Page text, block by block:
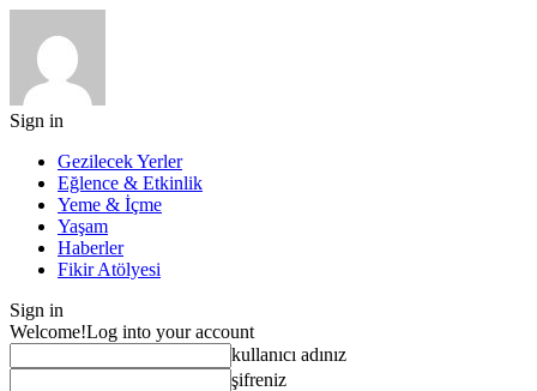
Sign in
Gezilecek Yerler
Eğlence & Etkinlik
Yeme & İçme
Yaşam
Haberler
Fikir Atölyesi
Sign in
Welcome!Log into your account
kullanıcı adınız
şifreniz